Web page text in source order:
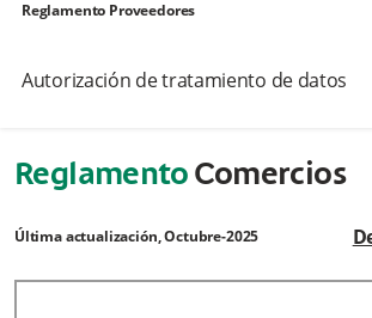
Transferencia y transmisión de datos
Vigencia
Reglamento Proveedores
Autorización de tratamiento de datos
Reglamento Comercios
Última actualización, Octubre-2025